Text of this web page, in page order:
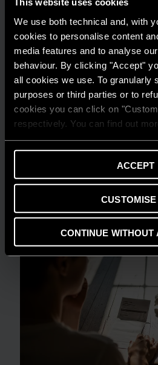
We use both technical and, with
cookies to personalise content
media features and to analyse
behaviour. By clicking "Accept"
all cookies we use. To granularly
purposes or third parties or to
cookies you can click on
respectively. You can find out
ACCEPT
CUSTOMISE
CONTINUE WITHOUT
AMBIENTE
Risparmio energetico:
casa in un modello di
LEGGI DI PIÙ